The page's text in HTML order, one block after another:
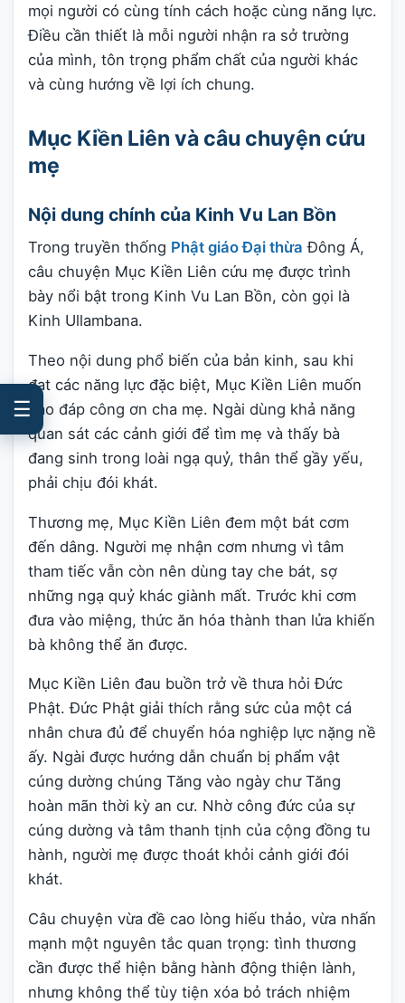
mọi người có cùng tính cách hoặc cùng năng lực.
Điều cần thiết là mỗi người nhận ra sở trường
của mình, tôn trọng phẩm chất của người khác
và cùng hướng về lợi ích chung.
Mục Kiền Liên và câu chuyện cứu
mẹ
Nội dung chính của Kinh Vu Lan Bồn
Trong truyền thống Phật giáo Đại thừa Đông Á,
câu chuyện Mục Kiền Liên cứu mẹ được trình
bày nổi bật trong Kinh Vu Lan Bồn, còn gọi là
Kinh Ullambana.
Theo nội dung phổ biến của bản kinh, sau khi
đạt các năng lực đặc biệt, Mục Kiền Liên muốn
báo đáp công ơn cha mẹ. Ngài dùng khả năng
quan sát các cảnh giới để tìm mẹ và thấy bà
đang sinh trong loài ngạ quỷ, thân thể gầy yếu,
phải chịu đói khát.
Thương mẹ, Mục Kiền Liên đem một bát cơm
đến dâng. Người mẹ nhận cơm nhưng vì tâm
tham tiếc vẫn còn nên dùng tay che bát, sợ
những ngạ quỷ khác giành mất. Trước khi cơm
đưa vào miệng, thức ăn hóa thành than lửa khiến
bà không thể ăn được.
Mục Kiền Liên đau buồn trở về thưa hỏi Đức
Phật. Đức Phật giải thích rằng sức của một cá
nhân chưa đủ để chuyển hóa nghiệp lực nặng nề
ấy. Ngài được hướng dẫn chuẩn bị phẩm vật
cúng dường chúng Tăng vào ngày chư Tăng
hoàn mãn thời kỳ an cư. Nhờ công đức của sự
cúng dường và tâm thanh tịnh của cộng đồng tu
hành, người mẹ được thoát khỏi cảnh giới đói
khát.
Câu chuyện vừa đề cao lòng hiếu thảo, vừa nhấn
mạnh một nguyên tắc quan trọng: tình thương
cần được thể hiện bằng hành động thiện lành,
nhưng không thể tùy tiện xóa bỏ trách nhiệm
☰